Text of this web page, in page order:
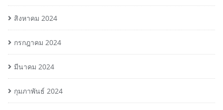
สิงหาคม 2024
กรกฎาคม 2024
มีนาคม 2024
กุมภาพันธ์ 2024